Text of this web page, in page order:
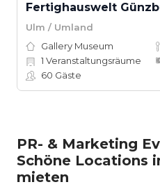
Fertighauswelt
Ulm / Umland
Gallery Museum
1 Veranstaltungsräume
60 Gäste
PR- & Marketing
Schöne Locations
mieten